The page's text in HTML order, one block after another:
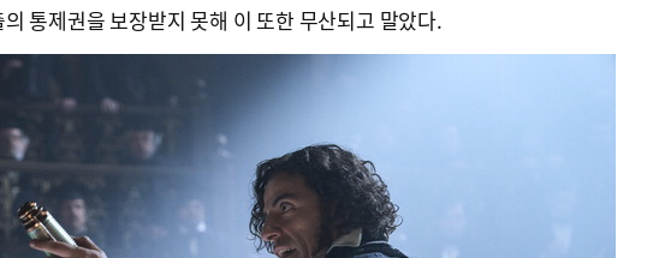
통제권을 보장받지 못해 이 또한 무산되고 말았다.